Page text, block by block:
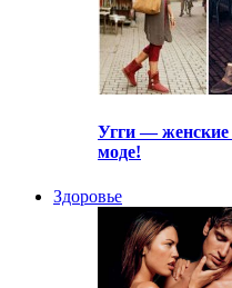
Угги — женские
моде!
Здоровье